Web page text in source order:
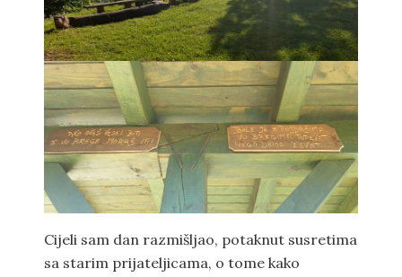
Cijeli sam dan razmišljao, potaknut susretima
sa starim prijateljicama, o tome kako